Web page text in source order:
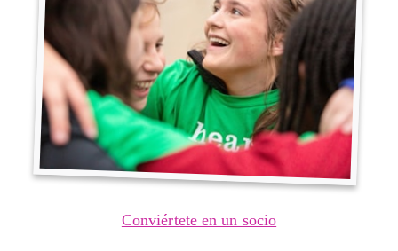
Conviértete en un socio